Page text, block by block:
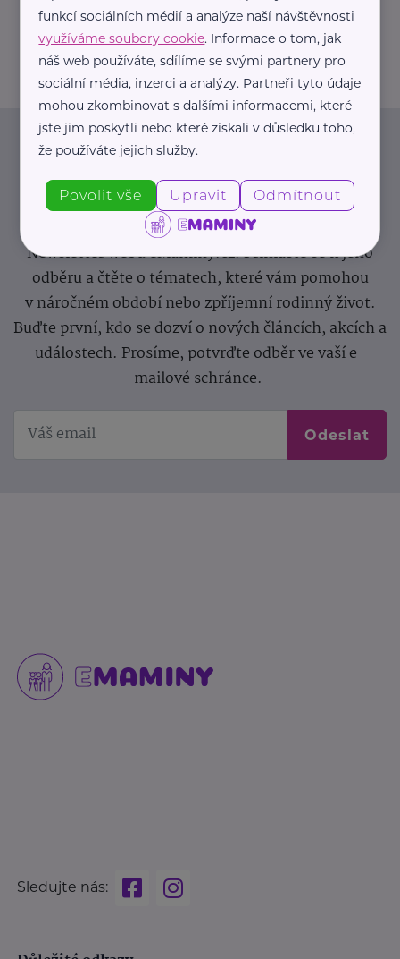
+420 605 244 772
houstecka.alena@gmail.com
Newsletter
Pravidelný přísun novinek, inspirace na každý den,
podpora pro rodiče i sdílení zkušeností. Takový je
Newsletter webu eMaminy.cz. Přihlaste se k jeho
odběru a čtěte o tématech, které vám pomohou
v náročném období nebo zpříjemní rodinný život.
Buďte první, kdo se dozví o nových článcích, akcích a
událostech. Prosíme, potvrďte odběr ve vaší e-
mailové schránce.
Odeslat
Sledujte nás:
funkcí sociálních médií a analýze naší návštěvnosti
využíváme soubory cookie. Informace o tom, jak
náš web používáte, sdílíme se svými partnery pro
sociální média, inzerci a analýzy. Partneři tyto údaje
mohou zkombinovat s dalšími informacemi, které
jste jim poskytli nebo které získali v důsledku toho,
že používáte jejich služby.
Povolit vše Upravit Odmítnout